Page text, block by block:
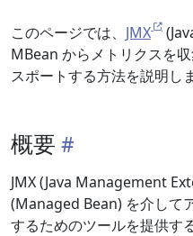
このページでは、 JMX
MBean からメトリクスを
スポートする方法を説明しま
概要
JMX (Java Management
(Managed Bean) を介して
するためのツールを提供す